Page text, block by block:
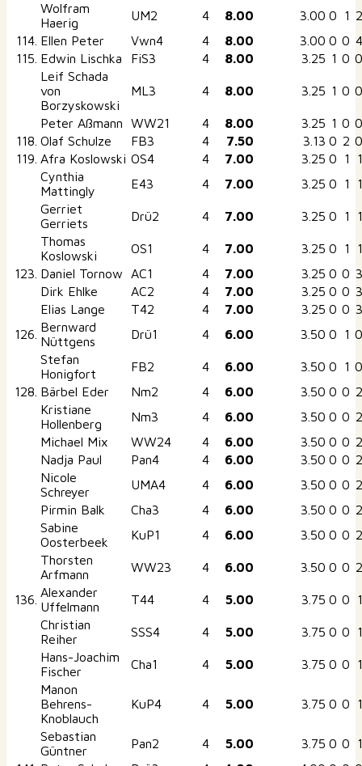
Wolfram
Haerig
UM2 4 8.00 3.00 0 1 2
114. Ellen Peter Vwn4 4 8.00 3.00 0 0 4
115. Edwin Lischka FiS3 4 8.00 3.25 1 0 0
Leif Schada
von
Borzyskowski
ML3 4 8.00 3.25 1 0 0
Peter Aßmann WW21 4 8.00 3.25 1 0 0
118. Olaf Schulze FB3 4 7.50 3.13 0 2 0
119. Afra Koslowski OS4 4 7.00 3.25 0 1
1
Cynthia
Mattingly
E43 4 7.00 3.25 0 1
1
Gerriet
Gerriets
Drü2 4 7.00 3.25 0 1
1
Thomas
Koslowski
OS1 4 7.00 3.25 0 1
1
123. Daniel Tornow AC1 4 7.00 3.25 0 0 3
Dirk Ehlke
AC2 4 7.00 3.25 0 0 3
Elias Lange
T42 4 7.00 3.25 0 0 3
126. Bernward
Nüttgens
Drü1 4 6.00 3.50 0 1 0
Stefan
Honigfort
FB2 4 6.00 3.50 0 1 0
128. Bärbel Eder Nm2 4 6.00 3.50 0 0 2
Kristiane
Hollenberg
Nm3 4 6.00 3.50 0 0 2
Michael Mix
WW24 4 6.00 3.50 0 0 2
Nadja Paul
Pan4 4 6.00 3.50 0 0 2
Nicole
Schreyer
UMA4 4 6.00 3.50 0 0 2
Pirmin Balk
Cha3 4 6.00 3.50 0 0 2
Sabine
Oosterbeek
KuP1 4 6.00 3.50 0 0 2
Thorsten
Arfmann
WW23 4 6.00 3.50 0 0 2
136. Alexander
Uffelmann
T44 4 5.00 3.75 0 0
1
Christian
Reiher
SSS4 4 5.00 3.75 0 0
1
Hans-Joachim
Fischer
Cha1 4 5.00 3.75 0 0
1
Manon
Behrens-
Knoblauch
KuP4 4 5.00 3.75 0 0 1
Sebastian
Güntner
Pan2 4 5.00 3.75 0 0
1